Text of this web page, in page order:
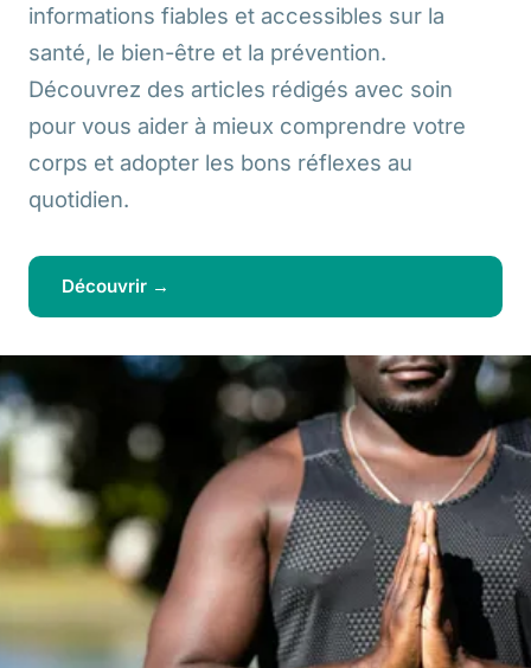
informations fiables et accessibles sur la
santé, le bien-être et la prévention.
Découvrez des articles rédigés avec soin
pour vous aider à mieux comprendre votre
corps et adopter les bons réflexes au
quotidien.
Découvrir →